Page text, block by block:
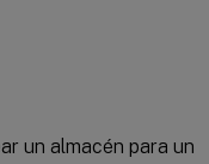
un almacén para un